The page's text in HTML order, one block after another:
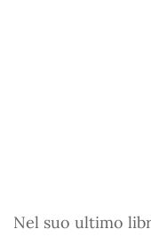
Nel suo ultimo